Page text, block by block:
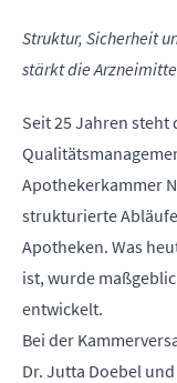
Struktur, Sicherheit
stärkt die
Seit 25 Jahren
Apothekerkammer
strukturierte
Apotheken. Was
ist, wurde
entwickelt.
Bei der
Dr. Jutta Doebel